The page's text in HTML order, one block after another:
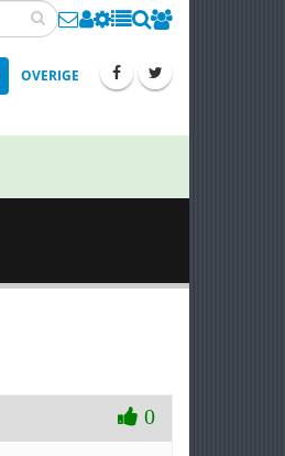
OVERIGE
0